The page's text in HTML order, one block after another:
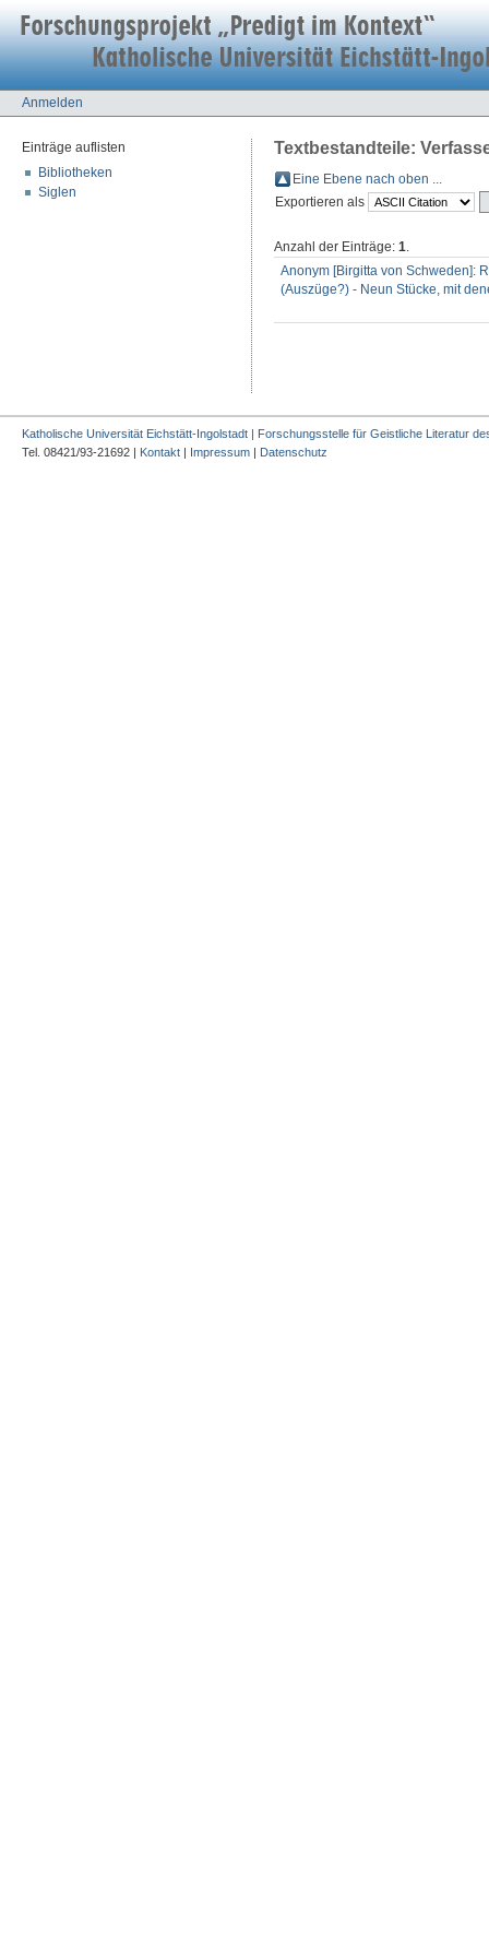
Anmelden
Einträge auflisten
Bibliotheken
Siglen
Textbestandteile:
Eine Ebene nach oben ...
Exportieren als
Anzahl der Einträge: 1.
Anonym [Birgitta von Schweden]:
(Auszüge?) - Neun Stücke, mit
Katholische Universität Eichstätt-Ingolstadt | Forschungsstelle für Geistliche Literatur
Tel. 08421/93-21692 | Kontakt | Impressum | Datenschutz